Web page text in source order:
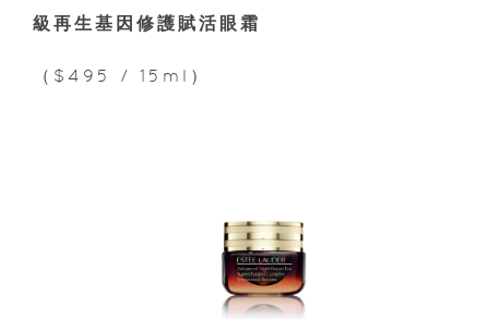
級再生基因修護賦活眼霜
（$495 / 15ml）